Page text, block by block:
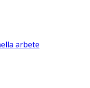
arbete